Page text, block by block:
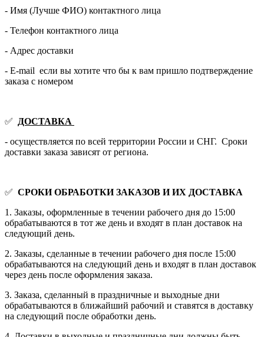
- Имя (Лучше ФИО) контактного лица
- Телефон контактного лица
- Адрес доставки
- E-mail если вы хотите что бы к вам пришло подтверждение
заказа с номером
✅
ДОСТАВКА
- осуществляется по всей территории России и СНГ. Сроки
доставки заказа зависят от региона.
✅ СРОКИ ОБРАБОТКИ ЗАКАЗОВ И ИХ ДОСТАВКА
1. Заказы, оформленные в течении рабочего дня до 15:00
обрабатываются в тот же день и входят в план доставок на
следующий день.
2. Заказы, сделанные в течении рабочего дня после 15:00
обрабатываются на следующий день и входят в план доставок
через день после оформления заказа.
3. Заказа, сделанный в праздничные и выходные дни
обрабатываются в ближайший рабочий и ставятся в доставку
на следующий после обработки день.